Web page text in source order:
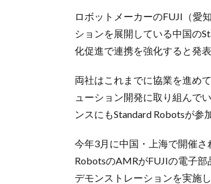
ロボットメーカーのFUJI（愛
ションを展開している中国の
化促進で連携を強化すると発表
両社はこれまでに協業を進め
ューション開発に取り組んで
ンスにもStandard Robotsが参
今年3月に中国・上海で開催さ
RobotsのAMRがFUJIの電子
デモンストレーションを実施し